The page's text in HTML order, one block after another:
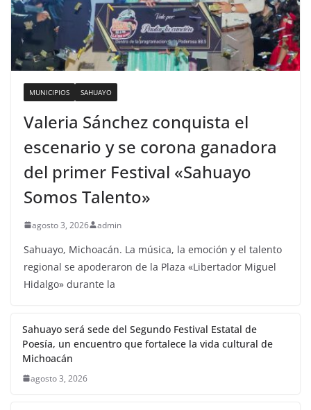
MUNICIPIOS SAHUAYO
Valeria Sánchez conquista el
escenario y se corona ganadora
del primer Festival «Sahuayo
Somos Talento»
agosto 3, 2026 admin
Sahuayo, Michoacán. La música, la emoción y el talento
regional se apoderaron de la Plaza «Libertador Miguel
Hidalgo» durante la
Sahuayo será sede del Segundo Festival Estatal de
Poesía, un encuentro que fortalece la vida cultural de
Michoacán
agosto 3, 2026